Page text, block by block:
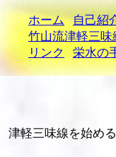
ホーム 自己紹
竹山流津軽三味
リンク
栄水の
津軽三味線を始め